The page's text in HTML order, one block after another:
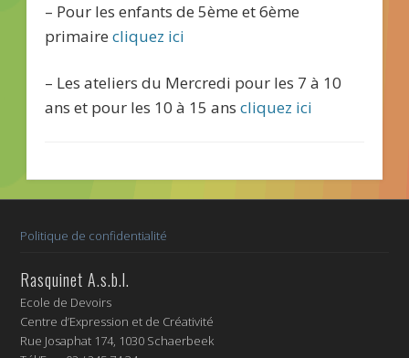
– Pour les enfants de 5ème et 6ème
primaire cliquez ici
– Les ateliers du Mercredi pour les 7 à 10
ans et pour les 10 à 15 ans cliquez ici
Politique de confidentialité
Rasquinet A.s.b.l.
Ecole de Devoirs
Centre d’Expression et de Créativité
Rue Josaphat 174, 1030 Schaerbeek